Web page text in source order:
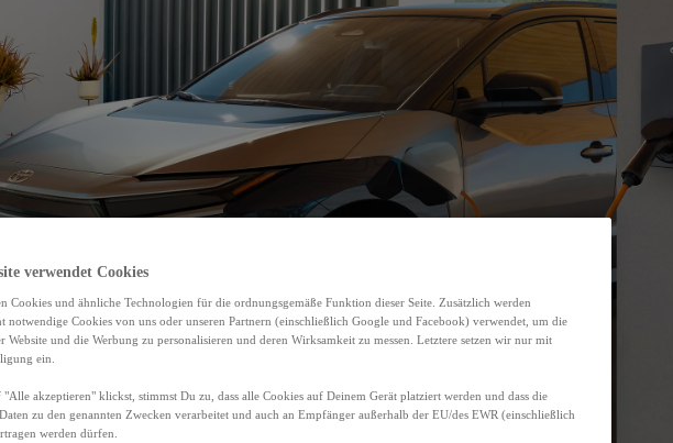
verwendet Cookies
Cookies und ähnliche Technologien für die ordnungsgemäße Funktion dieser Seite. Zusätzlich werden
notwendige Cookies von uns oder unseren Partnern (einschließlich Google und Facebook) verwendet, um die
Website und die Werbung zu personalisieren und deren Wirksamkeit zu messen. Letztere setzen wir nur mit
ein.
akzeptieren" klickst, stimmst Du zu, dass alle Cookies auf Deinem Gerät platziert werden und dass die
zu den genannten Zwecken verarbeitet und auch an Empfänger außerhalb der EU/des EWR (einschließlich
werden dürfen.